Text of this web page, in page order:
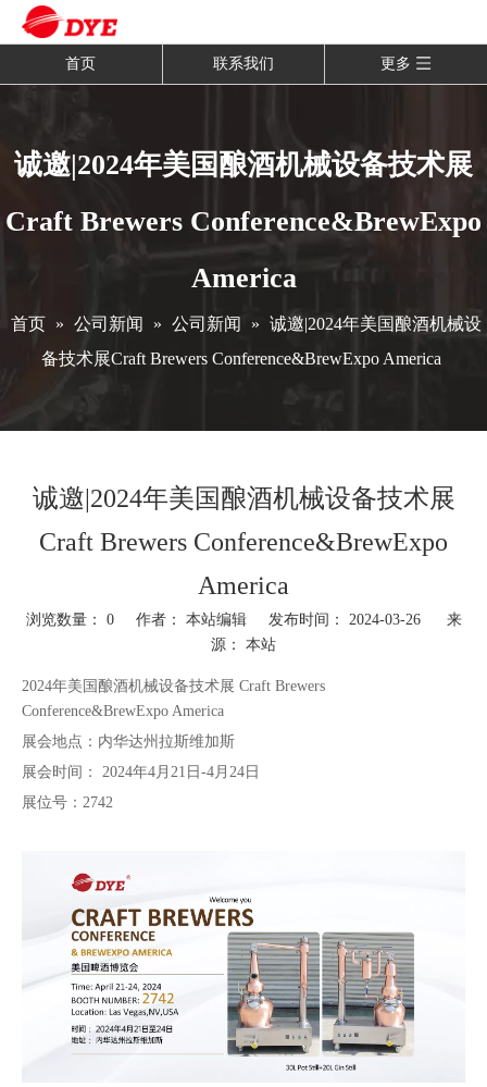
首页 联系我们 更多
诚邀|2024年美国酿酒机械设备技术展
Craft Brewers Conference&BrewExpo
America
首页 » 公司新闻 » 公司新闻 » 诚邀|2024年美国酿酒机械设
备技术展Craft Brewers Conference&BrewExpo America
诚邀|2024年美国酿酒机械设备技术展
Craft Brewers Conference&BrewExpo
America
浏览数量： 0作者： 本站编辑 发布时间： 2024-03-26 来
源： 本站
["wechat","weibo","qzone","douban","email"]
2024年美国酿酒机械设备技术展 Craft Brewers
Conference&BrewExpo America
展会地点：内华达州拉斯维加斯
展会时间： 2024年4月21日-4月24日
展位号：2742